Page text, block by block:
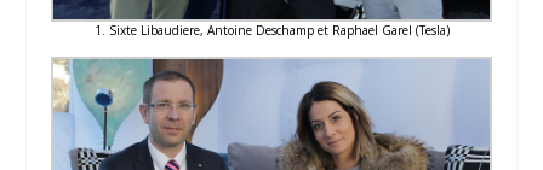
1. Sixte Libaudiere, Antoine Deschamp et Raphael Garel (Tesla)